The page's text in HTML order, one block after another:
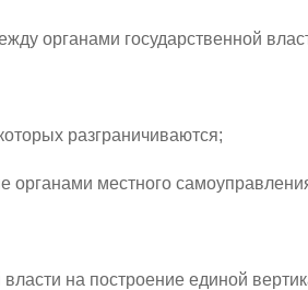
органами государственной
разграничиваются;
органами местного
на построение единой